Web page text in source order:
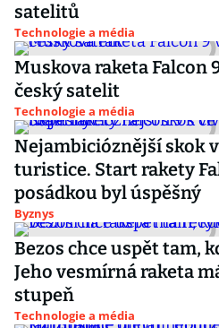
satelitů
Technologie a média
Muskova raketa Falcon
český satelit
Technologie a média
Nejambicióznější skok
turistice. Start rakety
posádkou byl úspěšný
Byznys
Bezos chce uspět tam,
Jeho vesmírná raketa
stupeň
Technologie a média